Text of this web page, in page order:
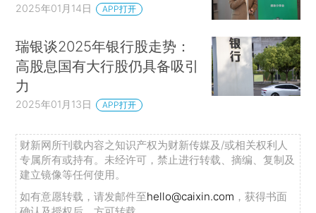
2025年01月14日 APP打开
瑞银谈2025年银行股走势：
高股息国有大行股仍具备吸引
力
2025年01月13日 APP打开
财新网所刊载内容之知识产权为财新传媒及/或相关权利人
专属所有或持有。未经许可，禁止进行转载、摘编、复制及
建立镜像等任何使用。
如有意愿转载，请发邮件至hello@caixin.com ，获得书面